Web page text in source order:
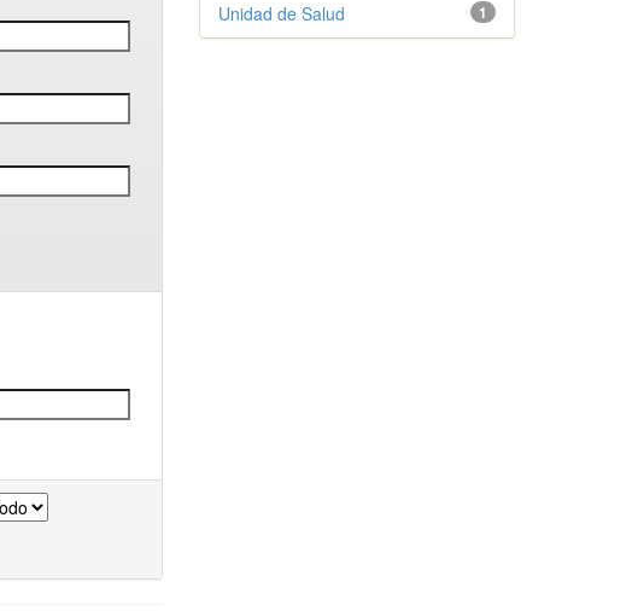
1
Unidad de Salud